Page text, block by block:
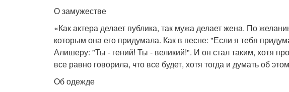
О замужестве
«Как актера делает публика, так мужа делает жена. По
которым она его придумала. Как в песне: "Если я тебя
Алишеру: "Ты - гений! Ты - великий!". И он стал таким, хотя
все равно говорила, что все будет, хотя тогда и думать об
Об одежде